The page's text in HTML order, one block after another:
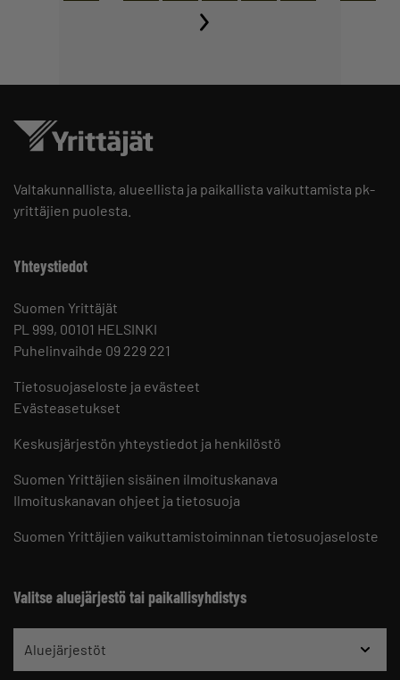
Valtakunnallista, alueellista ja paikallista vaikuttamista pk-
yrittäjien puolesta.
Yhteystiedot
Suomen Yrittäjät
PL 999, 00101 HELSINKI
Puhelinvaihde 09 229 221
Tietosuojaseloste ja evästeet
Evästeasetukset
Keskusjärjestön yhteystiedot ja henkilöstö
Suomen Yrittäjien sisäinen ilmoituskanava
Ilmoituskanavan ohjeet ja tietosuoja
Suomen Yrittäjien vaikuttamistoiminnan tietosuojaseloste
Valitse aluejärjestö tai paikallisyhdistys
Aluejärjestöt